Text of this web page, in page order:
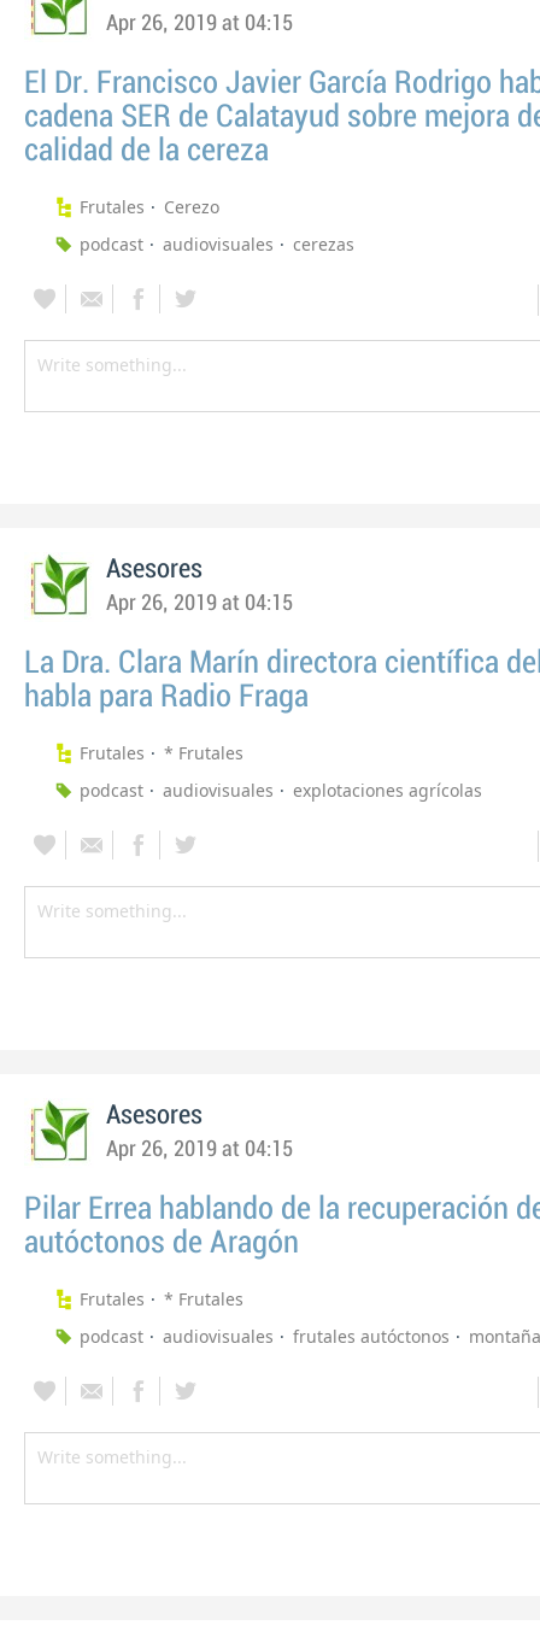
Apr 26, 2019 at 04:15
El Dr. Francisco Javier García Rodrigo
cadena SER de Calatayud sobre mejora
calidad de la cereza
Frutales
Cerezo
podcast
audiovisuales cerezas
Asesores
Apr 26, 2019 at 04:15
La Dra. Clara Marín directora científica
habla para Radio Fraga
Frutales
* Frutales
podcast
audiovisuales explotaciones agrícolas
Asesores
Apr 26, 2019 at 04:15
Pilar Errea hablando de la recuperación
autóctonos de Aragón
Frutales
* Frutales
podcast
audiovisuales frutales autóctonos montaña